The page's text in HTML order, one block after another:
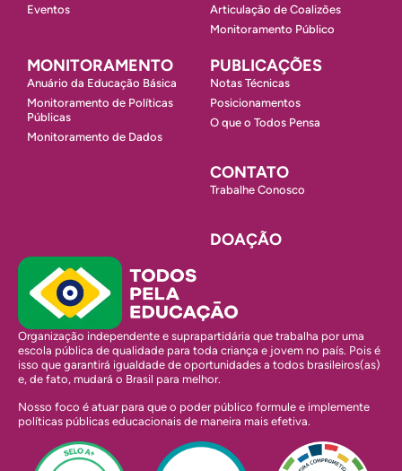
Eventos
Articulação de Coalizões
Monitoramento Público
MONITORAMENTO
Anuário da Educação Básica
Monitoramento de Políticas
Públicas
Monitoramento de Dados
PUBLICAÇÕES
Notas Técnicas
Posicionamentos
O que o Todos Pensa
CONTATO
Trabalhe Conosco
DOAÇÃO
Organização independente e suprapartidária que trabalha por uma
escola pública de qualidade para toda criança e jovem no país. Pois é
isso que garantirá igualdade de oportunidades a todos brasileiros(as)
e, de fato, mudará o Brasil para melhor.
Nosso foco é atuar para que o poder público formule e implemente
políticas públicas educacionais de maneira mais efetiva.